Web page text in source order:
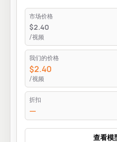
市场价格
$2.40
/视频
我们的价格
$2.40
/视频
折扣
—
查看模